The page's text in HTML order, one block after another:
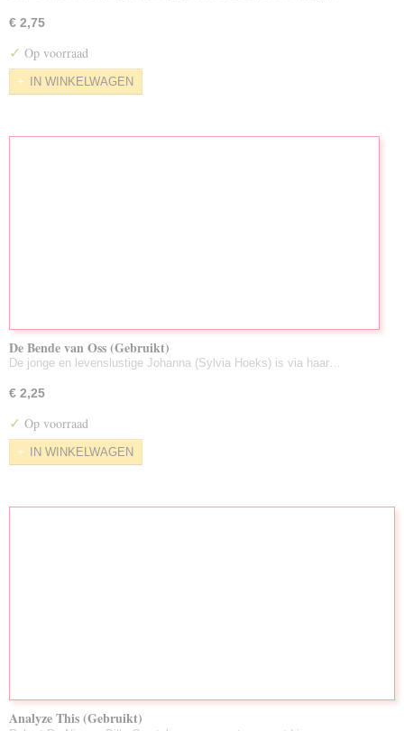
€ 2,75
✓ Op voorraad
IN WINKELWAGEN
De Bende van Oss (Gebruikt)
De jonge en levenslustige Johanna (Sylvia Hoeks) is via haar…
€ 2,25
✓ Op voorraad
IN WINKELWAGEN
Analyze This (Gebruikt)